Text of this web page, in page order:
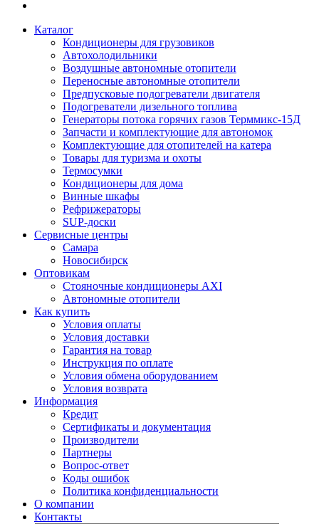
Каталог
Кондиционеры для грузовиков
Автохолодильники
Воздушные автономные отопители
Переносные автономные отопители
Предпусковые подогреватели двигателя
Подогреватели дизельного топлива
Генераторы потока горячих газов Терммикс-15Д
Запчасти и комплектующие для автономок
Комплектующие для отопителей на катера
Товары для туризма и охоты
Термосумки
Кондиционеры для дома
Винные шкафы
Рефрижераторы
SUP-доски
Сервисные центры
Самара
Новосибирск
Оптовикам
Стояночные кондиционеры AXI
Автономные отопители
Как купить
Условия оплаты
Условия доставки
Гарантия на товар
Инструкция по оплате
Условия обмена оборудованием
Условия возврата
Информация
Кредит
Сертификаты и документация
Производители
Партнеры
Вопрос-ответ
Коды ошибок
Политика конфиденциальности
О компании
Контакты